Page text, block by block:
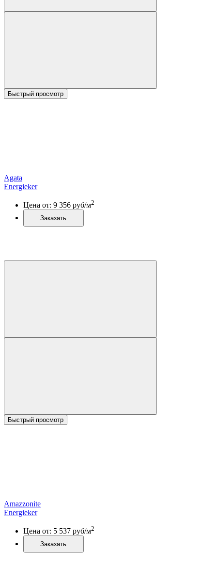
Быстрый просмотр
Agata
Energieker
Цена от: 9 356 руб/м2
Заказать
Быстрый просмотр
Amazzonite
Energieker
Цена от: 5 537 руб/м2
Заказать